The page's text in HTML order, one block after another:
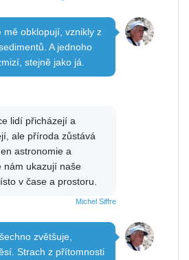
mě obklopují, vznikly z
A jednoho
stejně jako já.
lidí přicházejí a
ale příroda zůstává
astronomie a
nám ukazují naše
v čase a prostoru.
Michel Siffre
zvětšuje,
Strach z přítomnosti